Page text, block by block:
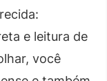
e leitura de
você